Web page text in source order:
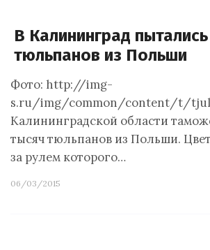
В Калининград
тюльпанов из Польши
Фото: http://img-
s.ru/img/common/content/t/
Калининградской области
тысяч тюльпанов из Польши.
за рулем которого…
06/03/2015